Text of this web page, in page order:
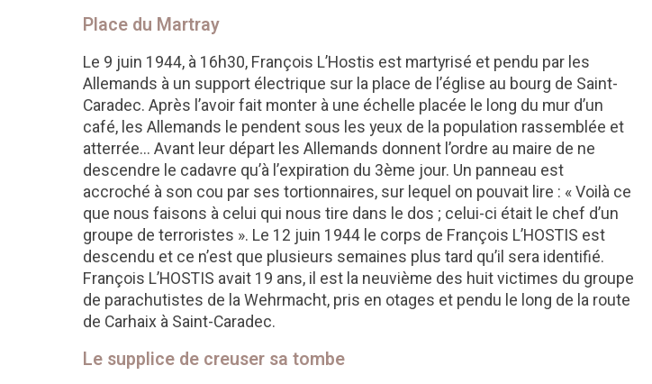
Place du Martray
Le 9 juin 1944, à 16h30, François L’Hostis est martyrisé et pendu par les
Allemands à un support électrique sur la place de l’église au bourg de Saint-
Caradec. Après l’avoir fait monter à une échelle placée le long du mur d’un
café, les Allemands le pendent sous les yeux de la population rassemblée et
atterrée... Avant leur départ les Allemands donnent l’ordre au maire de ne
descendre le cadavre qu’à l’expiration du 3ème jour. Un panneau est
accroché à son cou par ses tortionnaires, sur lequel on pouvait lire : « Voilà ce
que nous faisons à celui qui nous tire dans le dos ; celui-ci était le chef d’un
groupe de terroristes ». Le 12 juin 1944 le corps de François L’HOSTIS est
descendu et ce n’est que plusieurs semaines plus tard qu’il sera identifié.
François L’HOSTIS avait 19 ans, il est la neuvième des huit victimes du groupe
de parachutistes de la Wehrmacht, pris en otages et pendu le long de la route
de Carhaix à Saint-Caradec.
Le supplice de creuser sa tombe